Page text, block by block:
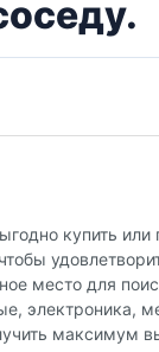
купить или
место для
электроника,
максимум